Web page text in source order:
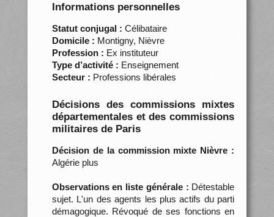
Informations personnelles
Statut conjugal : Célibataire
Domicile : Montigny, Nièvre
Profession : Ex instituteur
Type d’activité : Enseignement
Secteur : Professions libérales
Décisions des commissions mixtes
départementales et des commissions
militaires de Paris
Décision de la commission mixte Nièvre :
Algérie plus
Observations en liste générale : Détestable
sujet. L'un des agents les plus actifs du parti
démagogique. Révoqué de ses fonctions en